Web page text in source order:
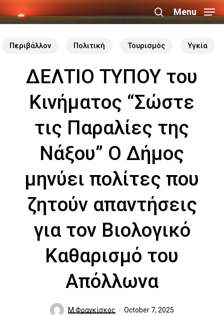
to
main
search
Menu
Περιβάλλον Πολιτική Τουρισμός Υγεία
ΔΕΛΤΙΟ ΤΥΠΟΥ του
Κινήματος “Σώστε
τις Παραλίες της
Νάξου” Ο Δήμος
μηνύει πολίτες που
ζητούν απαντήσεις
για τον Βιολογικό
Καθαρισμό του
Απόλλωνα
Μ.Φραγκίσκος October 7, 2025
Menu